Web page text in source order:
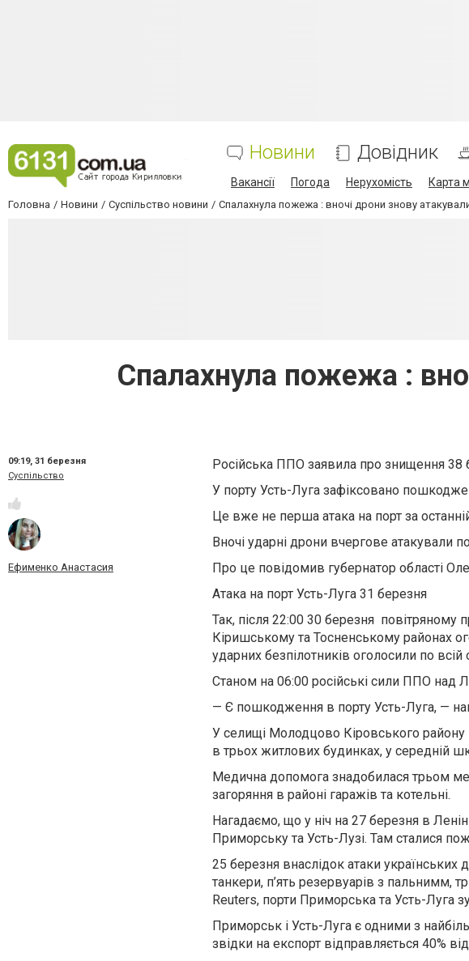
Новини Довідник
Вакансії Погода Нерухомість Карта
Головна Новини Суспільство новини Спалахнула пожежа : вночі дрони знову
Спалахнула пожежа :
09:19, 31 березня
Суспільство
Ефименко Анастасия
Російська ППО заявила про знищення 38
У порту Усть-Луга зафіксовано
Це вже не перша атака на порт за
Вночі ударні дрони вчергове атакували
Про це повідомив губернатор області
Атака на порт Усть-Луга 31 березня
Так, після 22:00 30 березня повітряному
Кіришському та Тосненському районах
ударних безпілотників оголосили по всій
Станом на 06:00 російські сили ППО
— Є пошкодження в порту Усть-Луга, —
У селищі Молодцово Кіровського району
в трьох житлових будинках, у середній
Медична допомога знадобилася трьом
загоряння в районі гаражів та котельні.
Нагадаємо, що у ніч на 27 березня в
Приморську та Усть-Лузі. Там сталися
25 березня внаслідок атаки
танкери, п’ять резервуарів з пальнимм,
Reuters, порти Приморська та Усть-Луга
Приморськ і Усть-Луга є одними з
звідки на експорт відправляється 40% від